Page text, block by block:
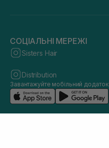
СОЦІАЛЬНІ МЕРЕЖІ
Sisters Hair
Distribution
Завантажуйте мобільний додаток